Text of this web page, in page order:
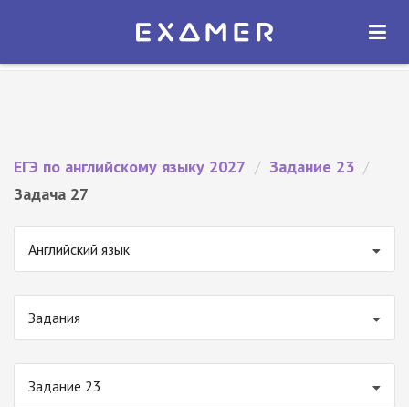
Экзамер — ЕГЭ 2027
ОТКРЫТЬ
ЕГЭ по английскому языку 2027 / Задание 23 /
Задача 27
Английский язык
Задания
Задание 23